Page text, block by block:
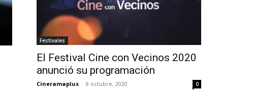
Festivales
El Festival Cine con Vecinos 2020
anunció su programación
Cineramaplus - 8 octubre, 2020 0